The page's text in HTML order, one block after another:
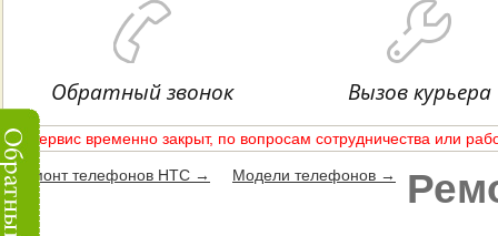
Обратный звонок Вызов курьера
Сервис временно закрыт, по вопросам сотрудничества или
Ремонт телефонов HTC → Модели телефонов →